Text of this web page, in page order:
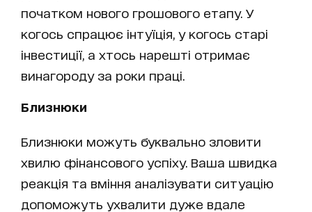
початком нового грошового етапу. У
когось спрацює інтуїція, у когось старі
інвестиції, а хтось нарешті отримає
винагороду за роки праці.
Близнюки
Близнюки можуть буквально зловити
хвилю фінансового успіху. Ваша швидка
реакція та вміння аналізувати ситуацію
допоможуть ухвалити дуже вдале